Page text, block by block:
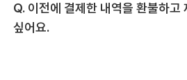
Q. 이전에 결제한 내역을 환불하고
싶어요.